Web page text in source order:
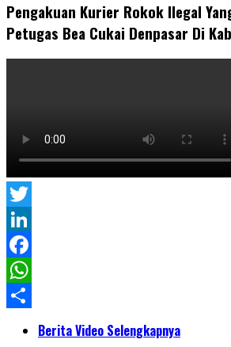
Pengakuan Kurier Rokok Ilegal
Petugas Bea Cukai Denpasar Di
Twitter
LinkedIn
Facebook
WhatsApp
ShareBerita Video Selengkapnya